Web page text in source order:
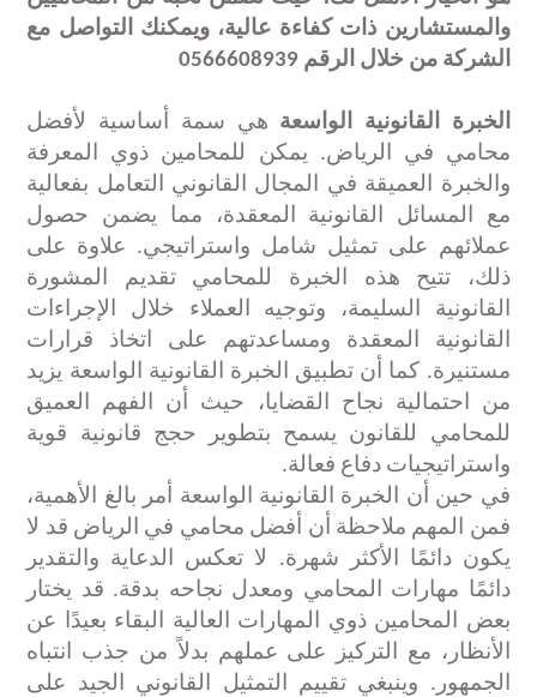
والمستشارين ذات كفاءة عالية، ويمكنك التواصل مع
الشركة من خلال الرقم 0566608939
الخبرة القانونية الواسعة هي سمة أساسية لأفضل
محامي في الرياض. يمكن للمحامين ذوي المعرفة
والخبرة العميقة في المجال القانوني التعامل بفعالية
مع المسائل القانونية المعقدة، مما يضمن حصول
عملائهم على تمثيل شامل واستراتيجي. علاوة على
ذلك، تتيح هذه الخبرة للمحامي تقديم المشورة
القانونية السليمة، وتوجيه العملاء خلال الإجراءات
القانونية المعقدة ومساعدتهم على اتخاذ قرارات
مستنيرة. كما أن تطبيق الخبرة القانونية الواسعة يزيد
من احتمالية نجاح القضايا، حيث أن الفهم العميق
للمحامي للقانون يسمح بتطوير حجج قانونية قوية
واستراتيجيات دفاع فعالة.
في حين أن الخبرة القانونية الواسعة أمر بالغ الأهمية،
فمن المهم ملاحظة أن أفضل محامي في الرياض قد لا
يكون دائمًا الأكثر شهرة. لا تعكس الدعاية والتقدير
دائمًا مهارات المحامي ومعدل نجاحه بدقة. قد يختار
بعض المحامين ذوي المهارات العالية البقاء بعيدًا عن
الأنظار، مع التركيز على عملهم بدلاً من جذب انتباه
الجمهور. وينبغي تقييم التمثيل القانوني الجيد على